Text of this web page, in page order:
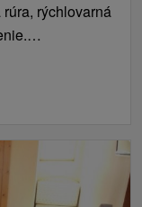
rýchlovarná